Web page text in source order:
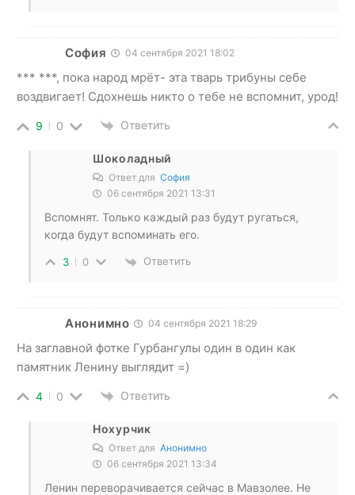
София 04 сентября 2021 18:02
*** ***, пока народ мрёт- эта тварь трибуны себе
воздвигает! Сдохнешь никто о тебе не вспомнит, урод!
9 0 Ответить
Шоколадный
Ответ для София
06 сентября 2021 13:31
Вспомнят. Только каждый раз будут ругаться,
когда будут вспоминать его.
3 0 Ответить
Анонимно 04 сентября 2021 18:29
На заглавной фотке Гурбангулы один в один как
памятник Ленину выглядит =)
4 0 Ответить
Нохурчик
Ответ для Анонимно
06 сентября 2021 13:34
Ленин переворачивается сейчас в Мавзолее. Не